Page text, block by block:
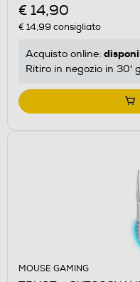
€ 14,90
€ 14,99 consigliato
Acquisto online:
Ritiro in negozio in 30'
MOUSE GAMING